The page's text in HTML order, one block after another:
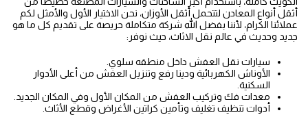
أثقل أنواع المعادن لتتحمل أثقل الأوزان، نحن الاختيار الأول والأمثل لكم
عملائنا الكرام، لأننا بفضل الله شركة متكاملة حريصة على تقديم كل ما هو
جديد وحديث في عالم نقل الاثاث، حيث نوفر:
سيارات نقل العفش داخل منطقه سلوي.
الأوناش الكهربائية ودينا رفع وتنزيل العفش من أعلى الأدوار
السكنية.
معدات فك وتركيب العفش من المكان الأول وفي المكان الجديد.
أدوات تنظيف تغليف وتأمين كراتين الأغراض وقطع الأثاث.